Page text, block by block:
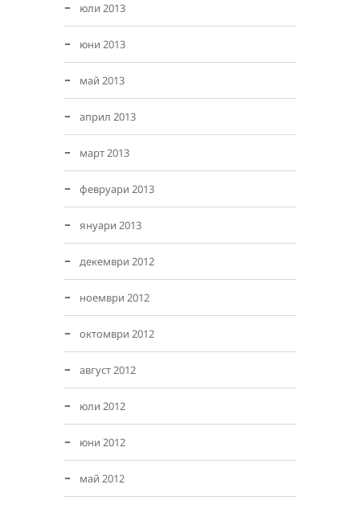
юли 2013
юни 2013
май 2013
април 2013
март 2013
февруари 2013
януари 2013
декември 2012
ноември 2012
октомври 2012
август 2012
юли 2012
юни 2012
май 2012